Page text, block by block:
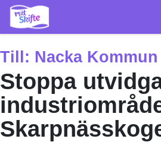
Hoppa
huvudinnehåll
Till: Nacka Kommun
Stoppa